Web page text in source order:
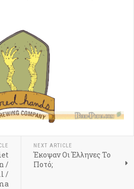
/
/
NEXT ARTICLE
Έκοψαν Οι Έλληνες Το
Ποτό;